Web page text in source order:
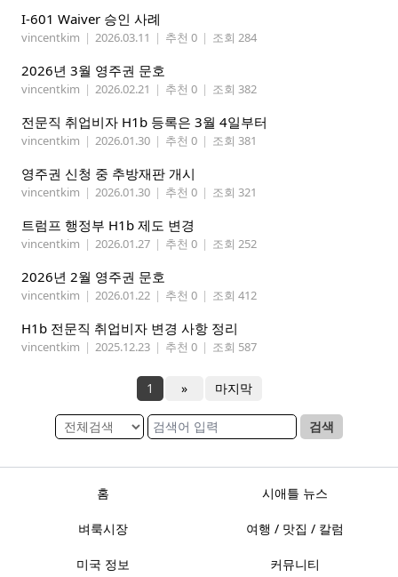
I-601 Waiver 승인 사례
vincentkim | 2026.03.11 | 추천 0 | 조회 284
2026년 3월 영주권 문호
vincentkim | 2026.02.21 | 추천 0 | 조회 382
전문직 취업비자 H1b 등록은 3월 4일부터
vincentkim | 2026.01.30 | 추천 0 | 조회 381
영주권 신청 중 추방재판 개시
vincentkim | 2026.01.30 | 추천 0 | 조회 321
트럼프 행정부 H1b 제도 변경
vincentkim | 2026.01.27 | 추천 0 | 조회 252
2026년 2월 영주권 문호
vincentkim | 2026.01.22 | 추천 0 | 조회 412
H1b 전문직 취업비자 변경 사항 정리
vincentkim | 2025.12.23 | 추천 0 | 조회 587
1 » 마지막
검색
홈 시애틀 뉴스
벼룩시장 여행 / 맛집 / 칼럼
미국 정보 커뮤니티